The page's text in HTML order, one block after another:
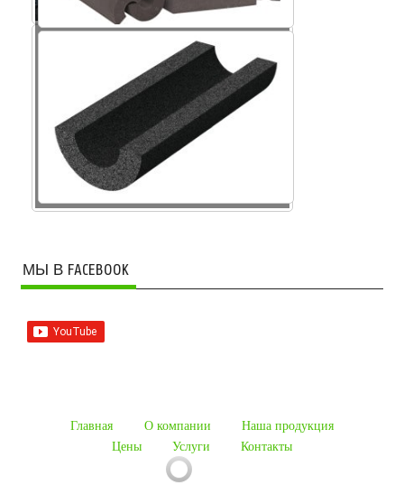
Крошка пеностекла
МЫ В FACEBOOK
Главная О компании
Наша продукция
Цены
Услуги Контакты